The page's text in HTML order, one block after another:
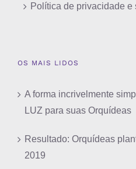
Política de privacidade e
OS MAIS LIDOS
A forma incrivelmente
LUZ para suas Orquídeas
Resultado: Orquídeas
2019